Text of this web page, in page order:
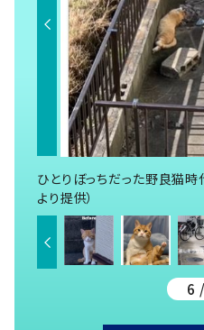
ひとりぼっちだった野良猫
より提供）
6